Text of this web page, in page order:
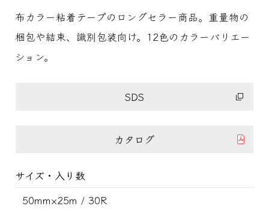
布カラー粘着テープのロングセラー商品。重量物の
梱包や結束、識別包装向け。12色のカラーバリエー
ション。
SDS
カタログ
サイズ・入り数
50mm×25m / 30R